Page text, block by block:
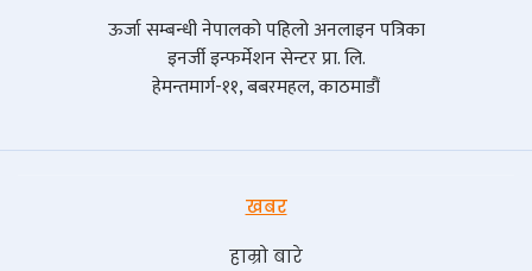
ऊर्जा सम्बन्धी नेपालको पहिलो अनलाइन पत्रिका
इनर्जी इन्फर्मेशन सेन्टर प्रा. लि.
हेमन्तमार्ग-११, बबरमहल, काठमाडौं
खबर
हाम्रो बारे